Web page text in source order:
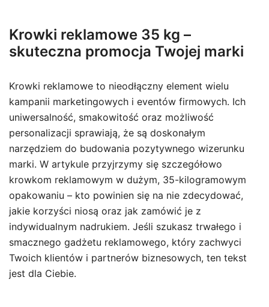
Krowki reklamowe 35 kg –
skuteczna promocja Twojej marki
Krowki reklamowe to nieodłączny element wielu
kampanii marketingowych i eventów firmowych. Ich
uniwersalność, smakowitość oraz możliwość
personalizacji sprawiają, że są doskonałym
narzędziem do budowania pozytywnego wizerunku
marki. W artykule przyjrzymy się szczegółowo
krowkom reklamowym w dużym, 35-kilogramowym
opakowaniu – kto powinien się na nie zdecydować,
jakie korzyści niosą oraz jak zamówić je z
indywidualnym nadrukiem. Jeśli szukasz trwałego i
smacznego gadżetu reklamowego, który zachwyci
Twoich klientów i partnerów biznesowych, ten tekst
jest dla Ciebie.